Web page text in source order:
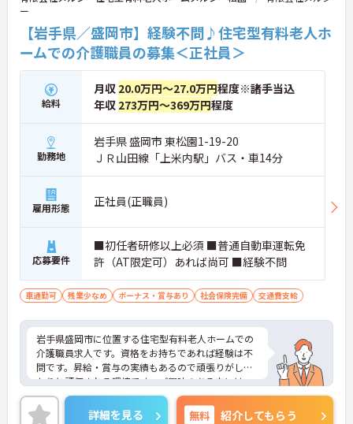
ー
【岩手県／盛岡市】経験不問♪住宅型有料老人ホ
ームでの介護職員の募集＜正社員＞
給料
月収 20.0万円～27.0万円程度※諸手当込
年収 273万円～369万円程度
勤務地
岩手県 盛岡市 東松園1-19-20
ＪＲ山田線「上米内駅」バス・車14分
雇用形態 正社員(正職員)
応募要件
■初任者研修以上必須 ■普通自動車運転免
許（AT限定可）あれば尚可 ■経験不問
車通勤可 残業少なめ ボーナス・賞与あり 社会保険完備 交通費支給
岩手県盛岡市に位置する住宅型有料老人ホームでの
介護職員求人です。資格をお持ちであれば経験は不
問です。昇給・賞与の実績もあるので頑張りがしっ
かりと評価される環境です。ご興味のある方には、
面接対策ポイント等、さらに詳細をお話ししますの
でお気軽にご相談ください！
詳細を見る 無料 紹介してもらう